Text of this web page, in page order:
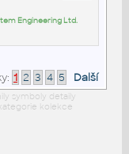
Engineering Ltd.
1 2 3 4 5 Další
symboly detaily
kolekce